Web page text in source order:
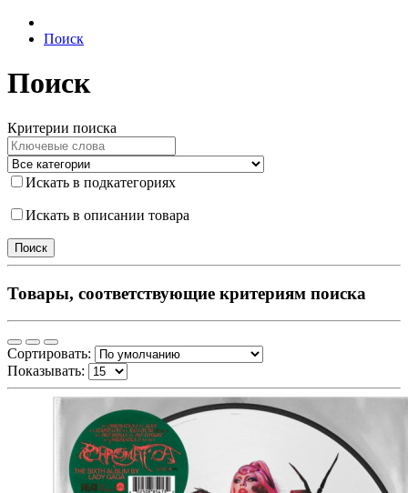
Поиск
Поиск
Критерии поиска
Искать в подкатегориях
Искать в описании товара
Товары, соответствующие критериям поиска
Сортировать:
Показывать: